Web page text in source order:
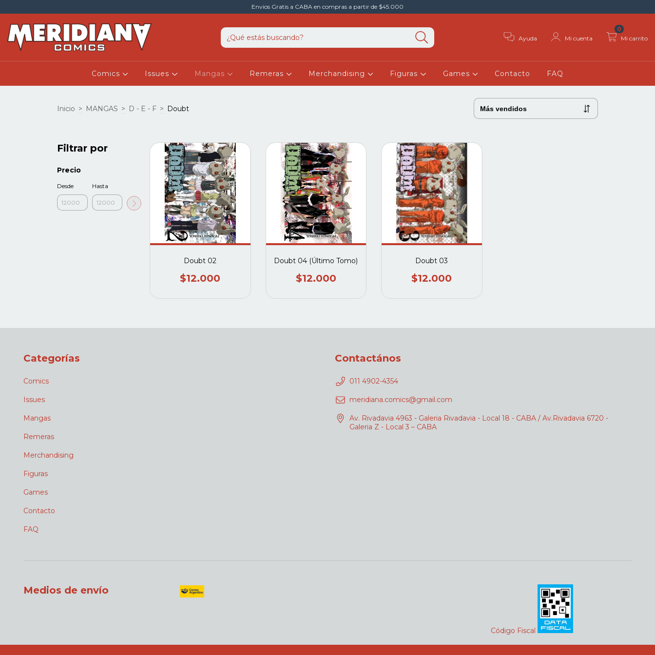
Envios Gratis a CABA en compras a partir de $45.000
Ayuda Mi cuenta Mi carrito
0
Comics Issues Mangas Remeras Merchandising Figuras Games Contacto FAQ
Inicio > MANGAS > D - E - F > Doubt
Filtrar por
Precio
Desde Hasta
Doubt 02
$12.000
Doubt 04 (Último Tomo)
$12.000
Doubt 03
$12.000
Categorías
Comics
Issues
Mangas
Remeras
Merchandising
Figuras
Games
Contacto
FAQ
Contactános
011 4902-4354
meridiana.comics@gmail.com
Av. Rivadavia 4963 - Galeria Rivadavia - Local 18 - CABA / Av.Rivadavia 6720 -
Galeria Z - Local 3 – CABA
Medios de envío
Código Fiscal